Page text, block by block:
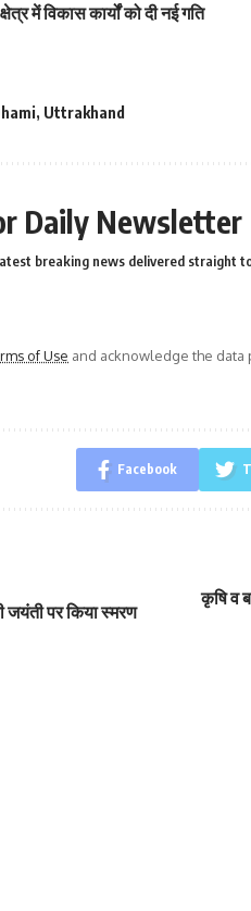
में विकास कार्यों को दी नई गति
, Uttrakhand
Daily Newsletter
breaking news delivered straight
of Use and acknowledge the data
Facebook
जयंती पर किया स्मरण
कृषि व